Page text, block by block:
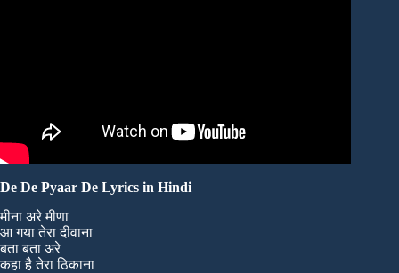
De De Pyaar De Lyrics in Hindi
मीना अरे मीणा
आ गया तेरा दीवाना
बता बता अरे
कहा है तेरा ठिकाना